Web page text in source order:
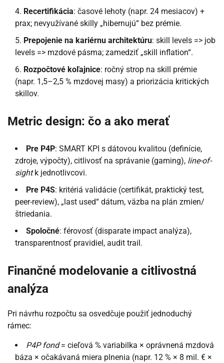
Recertifikácia: časové lehoty (napr. 24 mesiacov) +
prax; nevyužívané skilly „hibernujú“ bez prémie.
Prepojenie na kariérnu architektúru: skill levels => job
levels => mzdové pásma; zamedziť „skill inflation“.
Rozpočtové koľajnice: ročný strop na skill prémie
(napr. 1,5–2,5 % mzdovej masy) a priorizácia kritických
skillov.
Metric design: čo a ako merať
Pre P4P: SMART KPI s dátovou kvalitou (definície,
zdroje, výpočty), citlivosť na správanie (gaming), line-of-
sightk jednotlivcovi.
Pre P4S: kritériá validácie (certifikát, praktický test,
peer-review), „last used“ dátum, väzba na plán zmien/
štriedania.
Spoločné: férovosť (disparate impact analýza),
transparentnosť pravidiel, audit trail.
Finančné modelovanie a citlivostná
analýza
Pri návrhu rozpočtu sa osvedčuje použiť jednoduchý
rámec:
P4P fond= cieľová % variabilka × oprávnená mzdová
báza × očakávaná miera plnenia (napr. 12 % × 8 mil. € ×